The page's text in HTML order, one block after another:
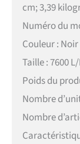
cm; 3,39
Numéro du
Couleur : Noir
Taille : 7600
Poids du
Nombre
Nombre